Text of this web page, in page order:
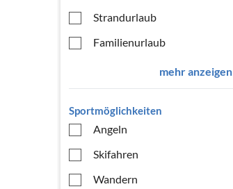
Strandurlaub
Familienurlaub
mehr anzeigen
Sportmöglichkeiten
Angeln
Skifahren
Wandern